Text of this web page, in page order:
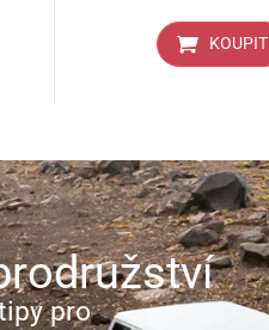
KOUPIT
pro